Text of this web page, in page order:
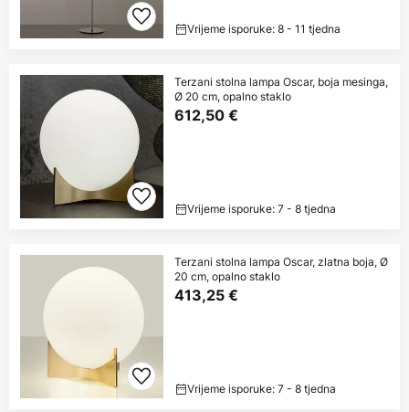
Vrijeme isporuke: 8 - 11 tjedna
Terzani stolna lampa Oscar, boja mesinga,
Ø 20 cm, opalno staklo
612,50 €
Vrijeme isporuke: 7 - 8 tjedna
Terzani stolna lampa Oscar, zlatna boja, Ø
20 cm, opalno staklo
413,25 €
Vrijeme isporuke: 7 - 8 tjedna